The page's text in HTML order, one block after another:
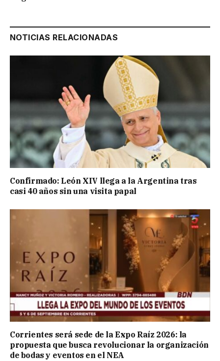
NOTICIAS RELACIONADAS
Confirmado: León XIV llega a la Argentina tras
casi 40 años sin una visita papal
Corrientes será sede de la Expo Raíz 2026: la
propuesta que busca revolucionar la organización
de bodas y eventos en el NEA